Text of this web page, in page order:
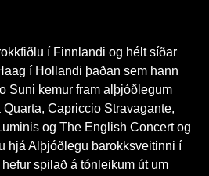
í Finnlandi og hélt síðar
í Hollandi þaðan sem hann
Suni kemur fram alþjóðlegum
Capriccio Stravagante,
og The English Concert og
hjá Alþjóðlegu barokksveitinni í
spilað á tónleikum út um